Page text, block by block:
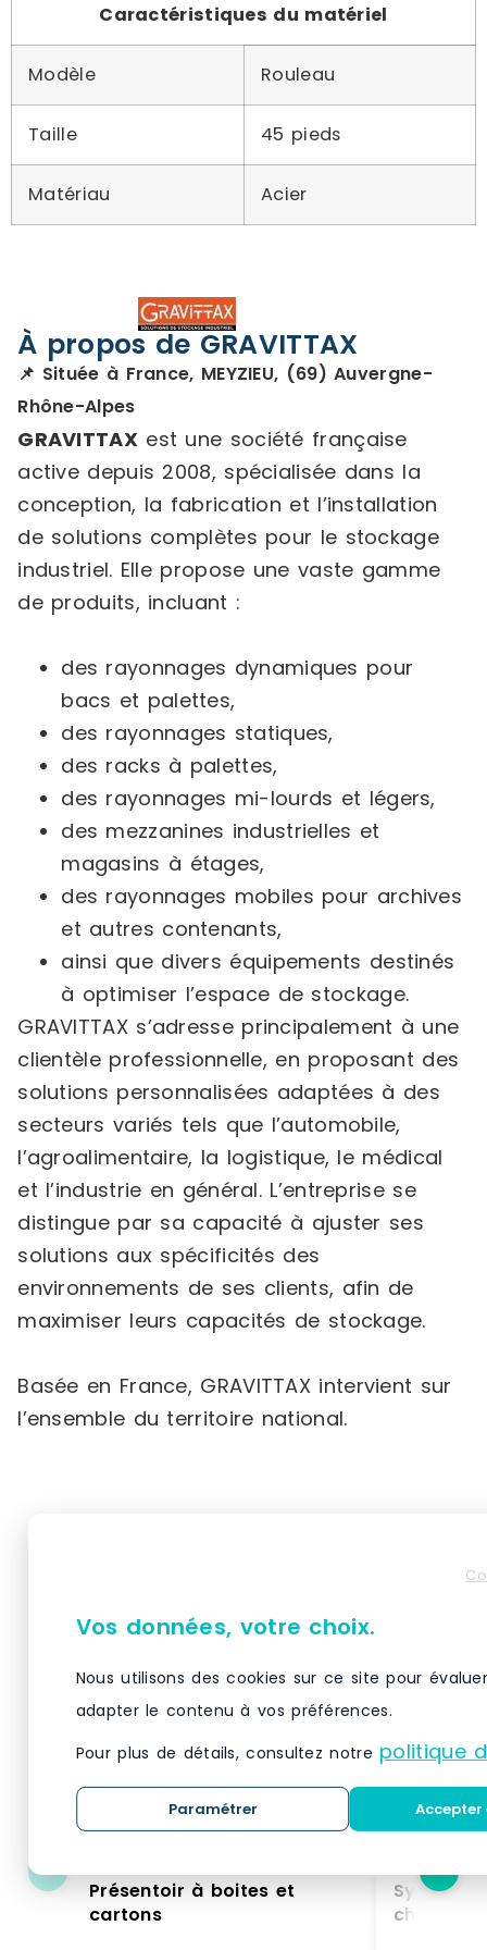
Caractéristiques du matériel
Modèle Rouleau
Taille 45 pieds
Matériau Acier
À propos de GRAVITTAX
📌 Située à France, MEYZIEU, (69) Auvergne-
Rhône-Alpes
GRAVITTAXest une société française
active depuis 2008, spécialisée dans la
conception, la fabrication et l’installation
de solutions complètes pour le stockage
industriel. Elle propose une vaste gamme
de produits, incluant :
des rayonnages dynamiques pour
bacs et palettes,
des rayonnages statiques,
des racks à palettes,
des rayonnages mi-lourds et légers,
des mezzanines industrielles et
magasins à étages,
des rayonnages mobiles pour archives
et autres contenants,
ainsi que divers équipements destinés
à optimiser l’espace de stockage.
GRAVITTAX s’adresse principalement à une
clientèle professionnelle, en proposant des
solutions personnalisées adaptées à des
secteurs variés tels que l’automobile,
l’agroalimentaire, la logistique, le médical
et l’industrie en général. L’entreprise se
distingue par sa capacité à ajuster ses
solutions aux spécificités des
environnements de ses clients, afin de
maximiser leurs capacités de stockage.
Basée en France, GRAVITTAX intervient sur
l’ensemble du territoire national.
Présentoir à boites et
cartons
Système
charges
Vos données, votre choix.
Nous utilisons des cookies sur ce site pour
adapter le contenu à vos préférences.
Pour plus de détails, consultez notre politique
Paramétrer